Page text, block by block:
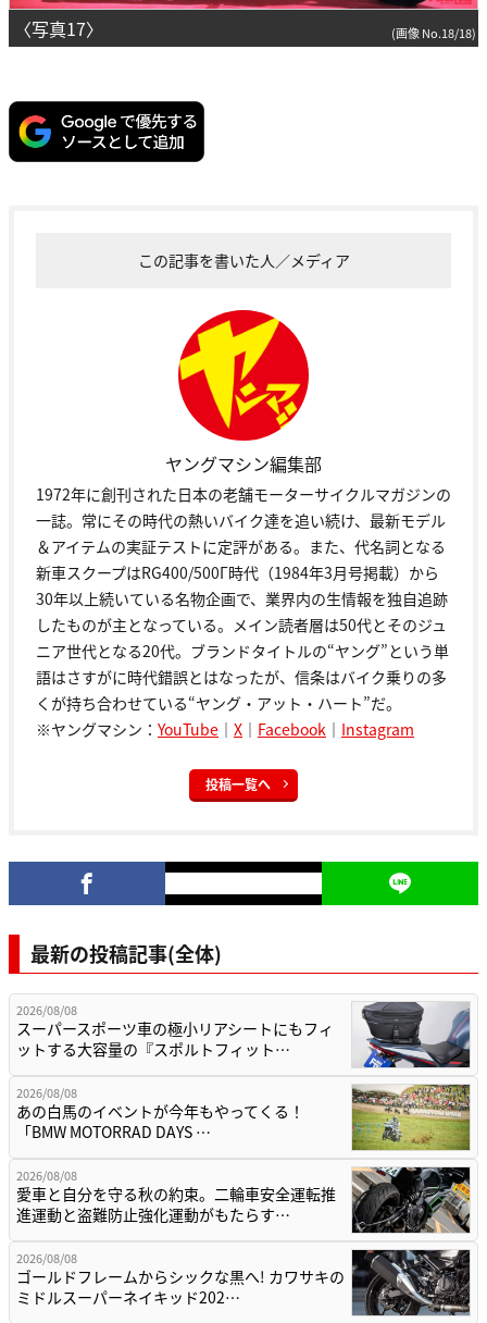
〈写真17〉 (画像 No.18/18)
この記事を書いた人／メディア
ヤングマシン編集部
1972年に創刊された日本の老舗モーターサイクルマガジンの
一誌。常にその時代の熱いバイク達を追い続け、最新モデル
＆アイテムの実証テストに定評がある。また、代名詞となる
新車スクープはRG400/500Γ時代（1984年3月号掲載）から
30年以上続いている名物企画で、業界内の生情報を独自追跡
したものが主となっている。メイン読者層は50代とそのジュ
ニア世代となる20代。ブランドタイトルの“ヤング”という単
語はさすがに時代錯誤とはなったが、信条はバイク乗りの多
くが持ち合わせている“ヤング・アット・ハート”だ。
※ヤングマシン： YouTube ｜ X ｜ Facebook ｜ Instagram
投稿一覧へ
最新の投稿記事(全体)
2026/08/08
スーパースポーツ車の極小リアシートにもフィ
ットする大容量の『スポルトフィット…
2026/08/08
あの白馬のイベントが今年もやってくる！
「BMW MOTORRAD DAYS …
2026/08/08
愛車と自分を守る秋の約束。二輪車安全運転推
進運動と盗難防止強化運動がもたらす…
2026/08/08
ゴールドフレームからシックな黒へ! カワサキの
ミドルスーパーネイキッド202…